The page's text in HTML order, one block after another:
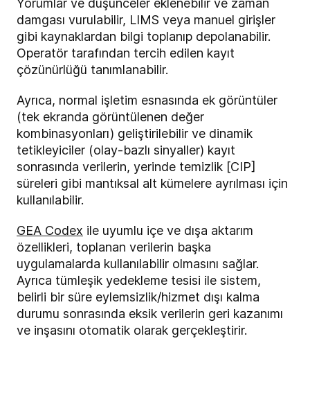
Yorumlar ve düşünceler eklenebilir ve zaman
damgası vurulabilir, LIMS veya manuel girişler
gibi kaynaklardan bilgi toplanıp depolanabilir.
Operatör tarafından tercih edilen kayıt
çözünürlüğü tanımlanabilir.
Ayrıca, normal işletim esnasında ek görüntüler
(tek ekranda görüntülenen değer
kombinasyonları) geliştirilebilir ve dinamik
tetikleyiciler (olay-bazlı sinyaller) kayıt
sonrasında verilerin, yerinde temizlik [CIP]
süreleri gibi mantıksal alt kümelere ayrılması için
kullanılabilir.
GEA Codex ile uyumlu içe ve dışa aktarım
özellikleri, toplanan verilerin başka
uygulamalarda kullanılabilir olmasını sağlar.
Ayrıca tümleşik yedekleme tesisi ile sistem,
belirli bir süre eylemsizlik/hizmet dışı kalma
durumu sonrasında eksik verilerin geri kazanımı
ve inşasını otomatik olarak gerçekleştirir.